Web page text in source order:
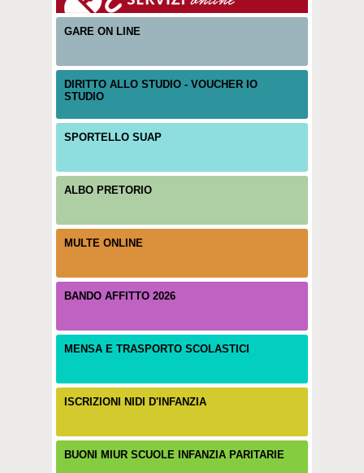
GARE ON LINE
DIRITTO ALLO STUDIO - VOUCHER IO
STUDIO
SPORTELLO SUAP
ALBO PRETORIO
MULTE ONLINE
BANDO AFFITTO 2026
MENSA E TRASPORTO SCOLASTICI
ISCRIZIONI NIDI D'INFANZIA
BUONI MIUR SCUOLE INFANZIA PARITARIE